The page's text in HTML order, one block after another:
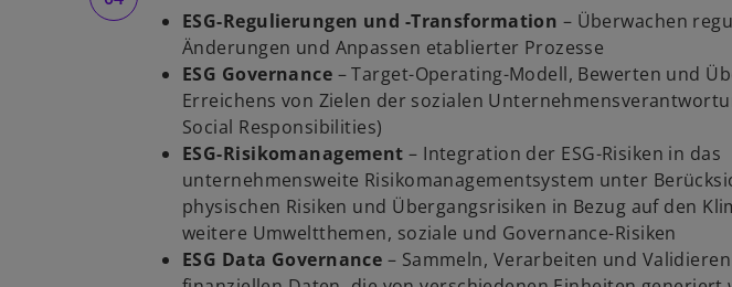
ESG-Regulierungen und -Transformation – Überwachen
Änderungen und Anpassen etablierter Prozesse
ESG Governance – Target-Operating-Modell, Bewerten und
Erreichens von Zielen der sozialen
Social Responsibilities)
ESG-Risikomanagement– Integration der ESG-Risiken in das
unternehmensweite Risikomanagementsystem unter
physischen Risiken und Übergangsrisiken in Bezug auf den
weitere Umweltthemen, soziale und Governance-Risiken
ESG Data Governance – Sammeln, Verarbeiten und